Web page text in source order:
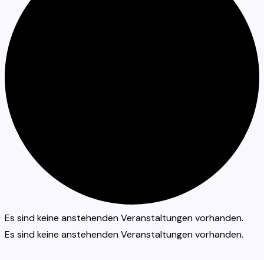
Es sind keine anstehenden Veranstaltungen vorhanden.
Es sind keine anstehenden Veranstaltungen vorhanden.